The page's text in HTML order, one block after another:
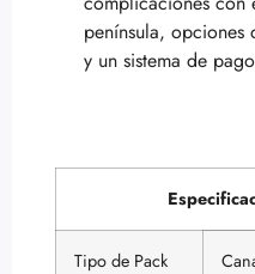
península,
y un sistema de
Tipo de Pack